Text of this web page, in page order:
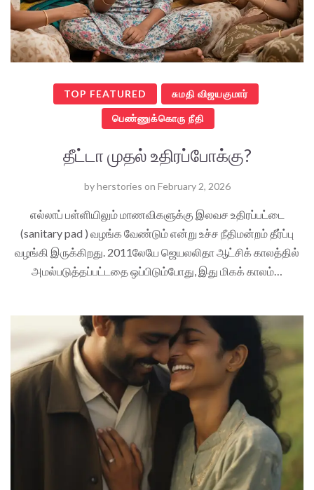
TOP FEATURED சுமதி விஜயகுமார்
பெண்ணுக்கொரு நீதி
தீட்டா முதல் உதிரப்போக்கு?
byherstories on February 2, 2026
எல்லாப் பள்ளியிலும் மாணவிகளுக்கு இலவச உதிரப்பட்டை
(sanitary pad ) வழங்க வேண்டும் என்று உச்ச நீதிமன்றம் தீர்ப்பு
வழங்கி இருக்கிறது. 2011லேயே ஜெயலலிதா ஆட்சிக் காலத்தில்
அமல்படுத்தப்பட்டதை ஒப்பிடும்போது, இது மிகக் காலம்…